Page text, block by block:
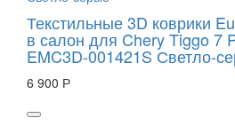
Текстильные 3D коврики
в салон для Chery Tiggo 7
EMC3D-001421S Светло-
6 900 Р